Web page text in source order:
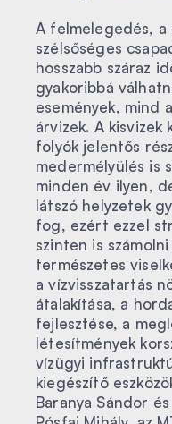
A felmelegedés, a
szélsőséges
hosszabb száraz
gyakoribbá
események, mind
árvizek. A kisvizek
folyók jelentős
medermélyülés is
minden év ilyen,
látszó helyzetek
fog, ezért ezzel
szinten is
természetes
a vízvisszatartás
átalakítása, a
fejlesztése, a
létesítmények
vízügyi
kiegészítő
Baranya Sándor